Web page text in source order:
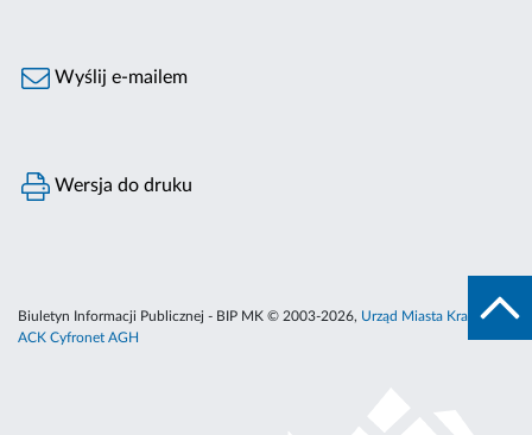
Wyślij e-mailem
Wersja do druku
Biuletyn Informacji Publicznej - BIP MK © 2003-2026, Urząd Miasta Krakowa
ACK Cyfronet AGH